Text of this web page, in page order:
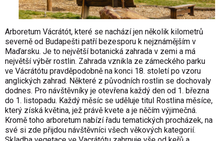
Arboretum Vácrátót, které se nachází jen několik kilometrů
severně od Budapešti patří bezesporu k nejznámějším v
Maďarsku. Je to největší botanická zahrada v zemi a má
největší výběr rostlin. Zahrada vznikla ze zámeckého parku
ve Vácrátótu pravděpodobně na konci 18. století po vzoru
anglických zahrad. Některé z původních rostlin se dochovaly
dodnes. Pro návštěvníky je otevřena každý den od 1. března
do 1. listopadu. Každý měsíc se uděluje titul Rostlina měsíce,
který získá květina, jež právě kvete a je něčím výjimečná.
Kromě toho arboretum nabízí řadu tematických procházek, na
své si zde přijdou návštěvníci všech věkových kategorií.